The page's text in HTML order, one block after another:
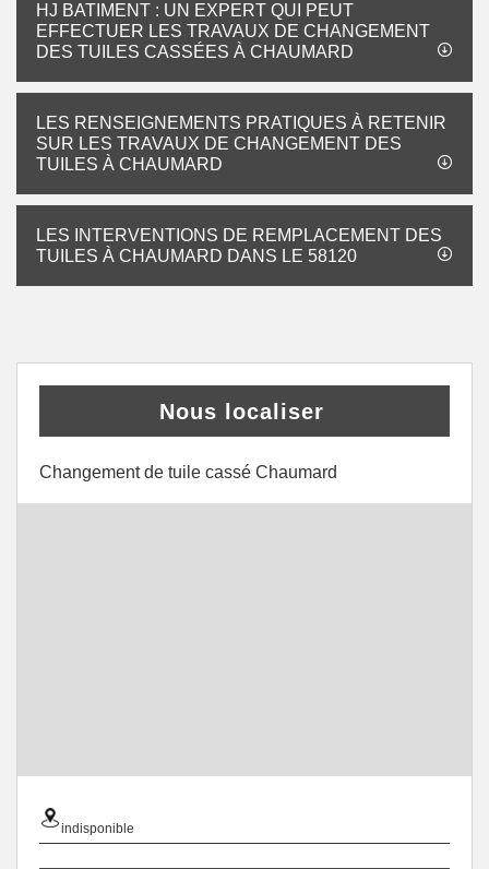
HJ BATIMENT : UN EXPERT QUI PEUT
EFFECTUER LES TRAVAUX DE CHANGEMENT
DES TUILES CASSÉES À CHAUMARD
LES RENSEIGNEMENTS PRATIQUES À RETENIR
SUR LES TRAVAUX DE CHANGEMENT DES
TUILES À CHAUMARD
LES INTERVENTIONS DE REMPLACEMENT DES
TUILES À CHAUMARD DANS LE 58120
Nous localiser
Changement de tuile cassé Chaumard
indisponible